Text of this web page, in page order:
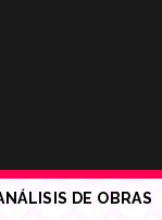
DE OBRAS